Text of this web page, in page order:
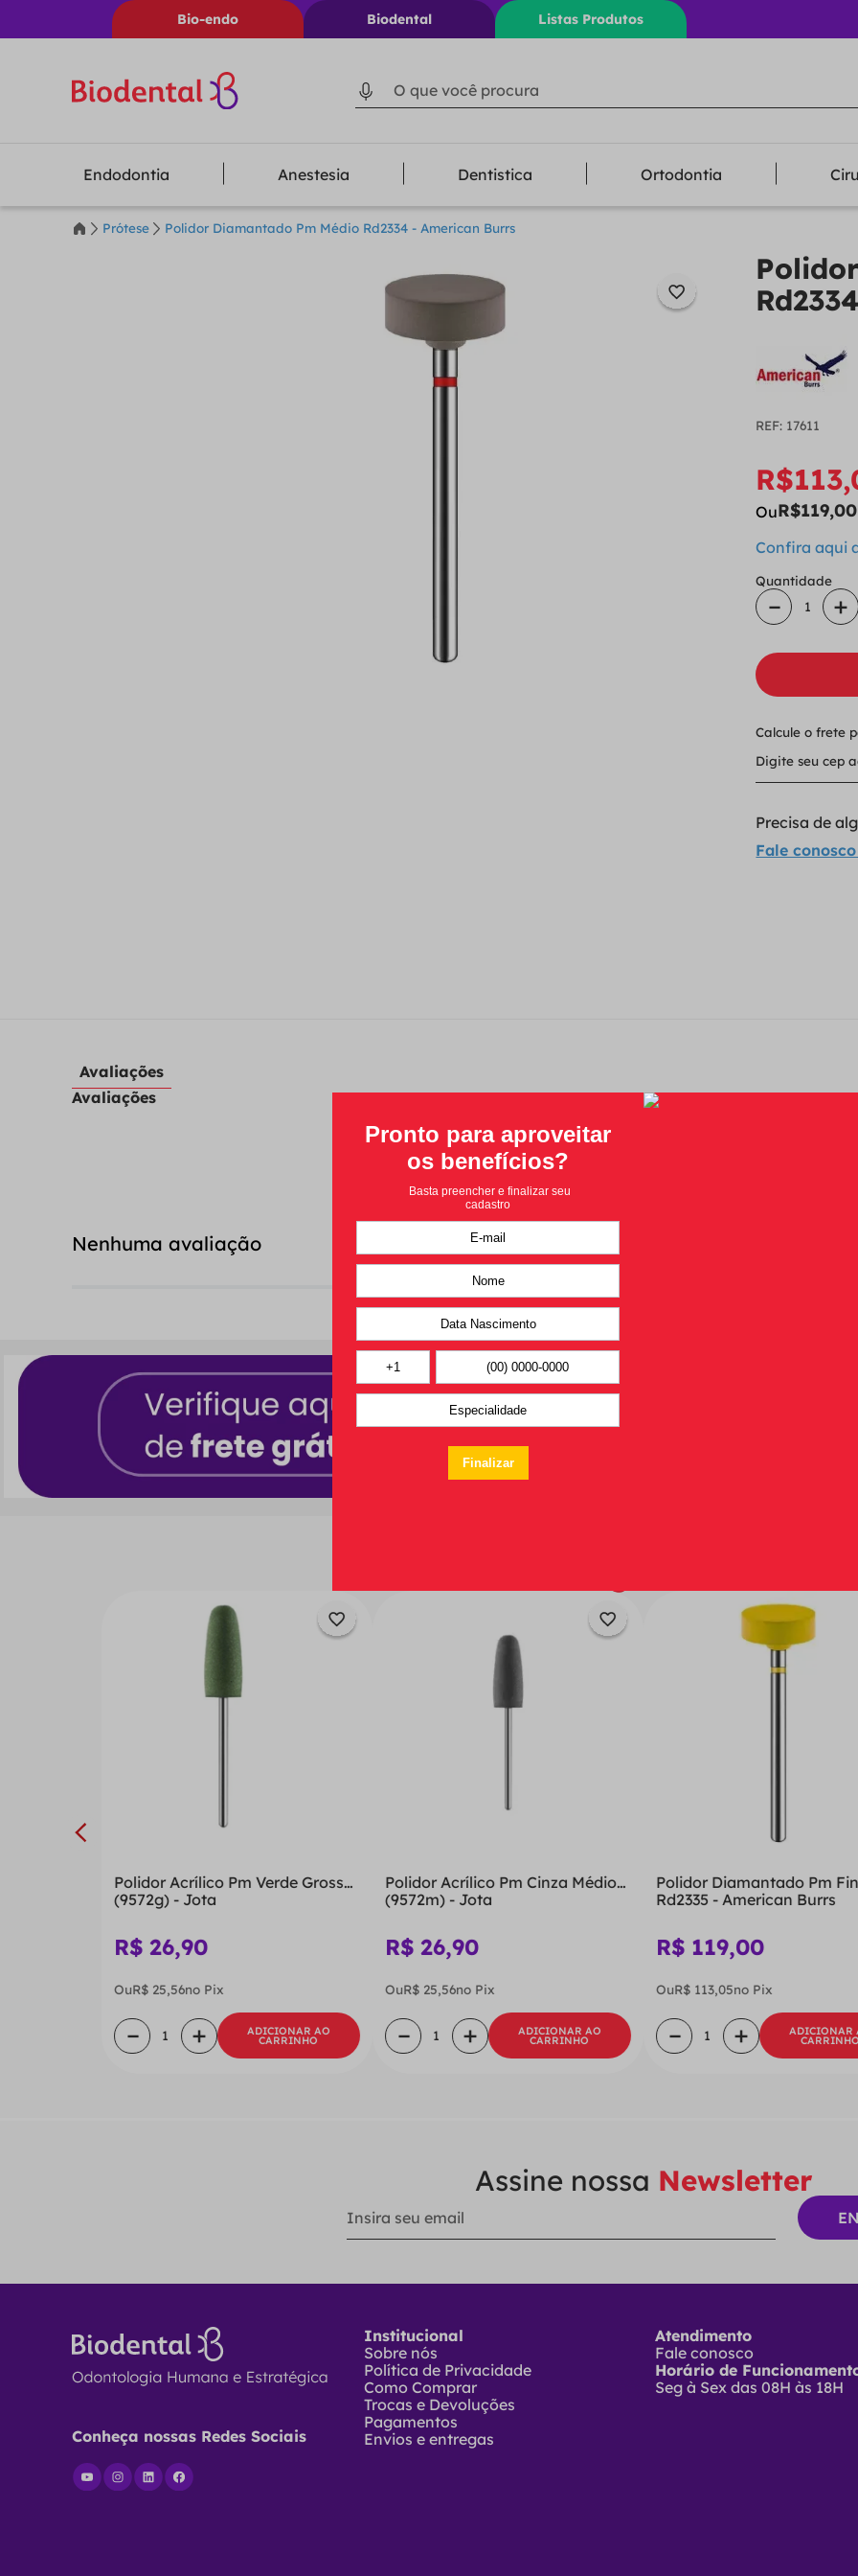
Bio-endo Biodental Listas Produtos
O que você procura
Endodontia Anestesia Dentistica Ortodontia
Prótese Polidor Diamantado Pm Médio Rd2334 - American Burrs
: 17611
R$113,
OuR$119,00
Confira aqui
Quantidade
＋
－
Calcule o frete
Precisa de
Fale
Avaliações
Avaliações
Classificação média: 0
Faça login para escrever uma avaliação.
Nenhuma avaliação
Polidor Acrílico Pm Verde Grosso
(9572g) - Jota
R$ 26,90
OuR$ 25,56no Pix
＋
－ ADICIONAR AO
CARRINHO
Polidor Acrílico Pm Cinza Médio
(9572m) - Jota
R$ 26,90
OuR$ 25,56no Pix
＋
－ ADICIONAR AO
CARRINHO
Polidor Diamantado Pm
Rd2335 - American Burrs
R$ 119,00
OuR$ 113,05no Pix
＋
－ ADICIONAR
Assine nossa Newsletter
Conheça nossas Redes Sociais
Institucional
Sobre nós
Política de Privacidade
Como Comprar
Trocas e Devoluções
Pagamentos
Envios e entregas
Atendimento
Fale conosco
Horário de
Seg à Sex das 08H às 18H